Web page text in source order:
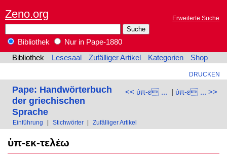
Zeno.org Erweiterte Suche
Bibliothek
Nur in Pape-1880
Bibliothek
Lesesaal Zufälliger Artikel Kategorien Shop
DRUCKEN
<< ὑπ-ε ... | ὑπ-ε ... >>
Pape: Handwörterbuch
der griechischen
Sprache
Einführung Stichwörter Zufälliger Artikel
ὑπ-εκ-τελέω